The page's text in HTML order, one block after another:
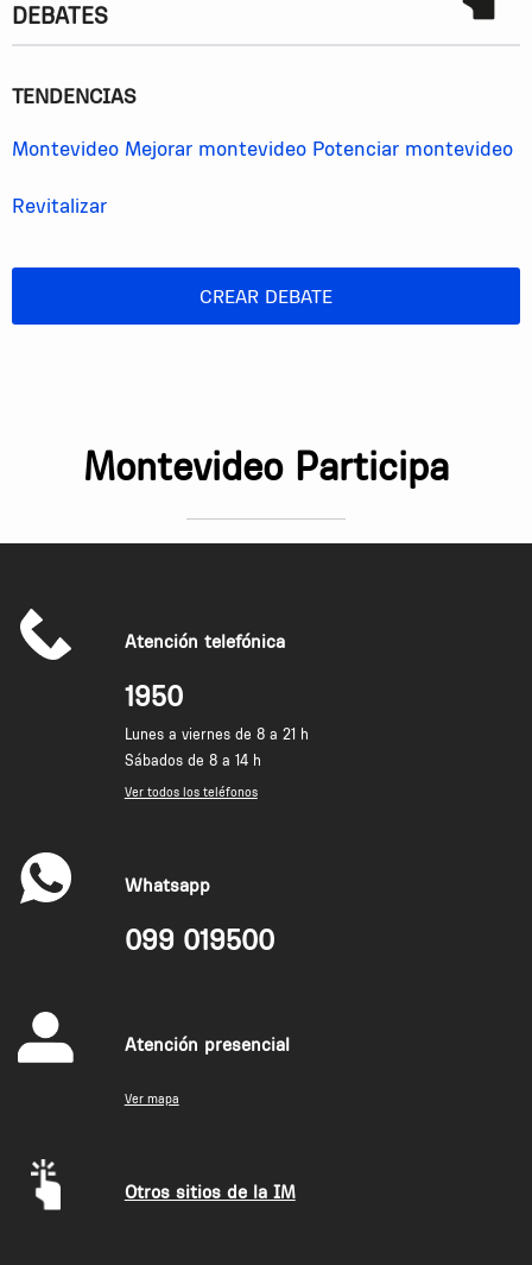
DEBATES
TENDENCIAS
Montevideo Mejorar montevideo Potenciar montevideo
Revitalizar
CREAR DEBATE
Montevideo Participa
Atención telefónica
1950
Lunes a viernes de 8 a 21 h
Sábados de 8 a 14 h
Ver todos los teléfonos
Whatsapp
099 019500
Atención presencial
Ver mapa
Otros sitios de la IM